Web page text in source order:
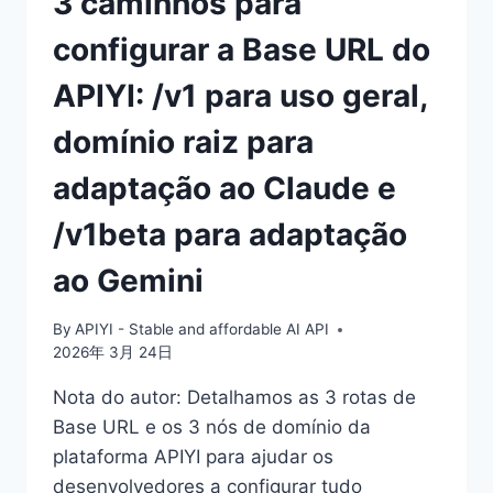
EXPLICAÇÃO
DAS
DIFERENÇAS
ENTRE
OS
CANAIS
/V1
E
/V1BETA
configurar a Base URL do
APIYI: /v1 para uso geral,
domínio raiz para
adaptação ao Claude e
/v1beta para adaptação
ao Gemini
By APIYI - Stable and affordable AI API
2026年 3月 24日
Nota do autor: Detalhamos as 3 rotas de
Base URL e os 3 nós de domínio da
plataforma APIYI para ajudar os
desenvolvedores a configurar tudo